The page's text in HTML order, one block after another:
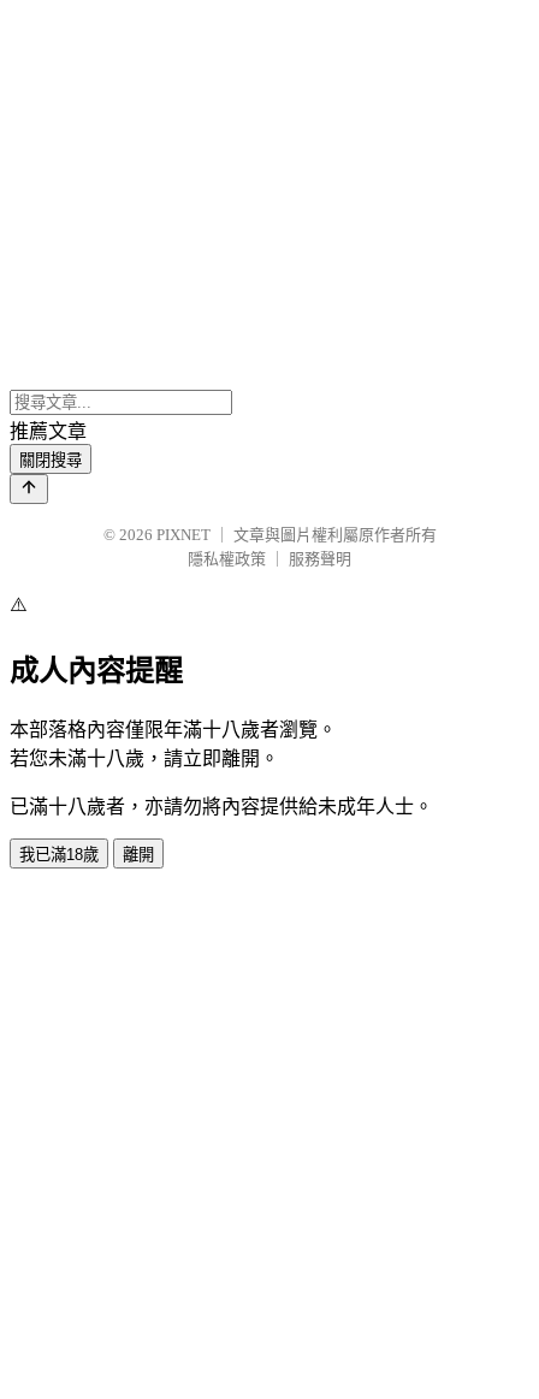
推薦文章
關閉搜尋
© 2026 PIXNET
文章與圖片權利屬原作者所有
隱私權政策
服務聲明
⚠️
成人內容提醒
本部落格內容僅限年滿十八歲者瀏覽。
若您未滿十八歲，請立即離開。
已滿十八歲者，亦請勿將內容提供給未成年人士。
我已滿18歲 離開